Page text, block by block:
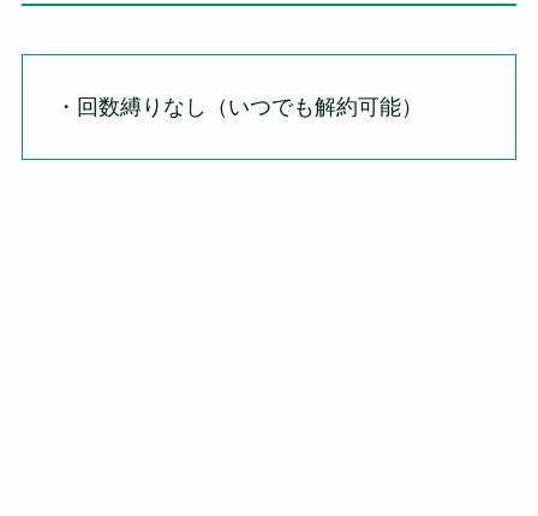
・回数縛りなし（いつでも解約可能）